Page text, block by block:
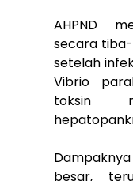
AHPND
secara
setelah
Vibrio
toksin
besar,